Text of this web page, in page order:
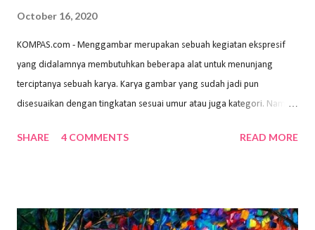
October 16, 2020
KOMPAS.com - Menggambar merupakan sebuah kegiatan ekspresif
yang didalamnya membutuhkan beberapa alat untuk menunjang
terciptanya sebuah karya. Karya gambar yang sudah jadi pun
disesuaikan dengan tingkatan sesuai umur atau juga kategori. Namun,
sehingga hasilnya bisa dilihat. Peran alat dan bahan sangat
memiliki spesifikasi berbeda sesuai jenisnya. Berikut peralatan
SHARE 4 COMMENTS READ MORE